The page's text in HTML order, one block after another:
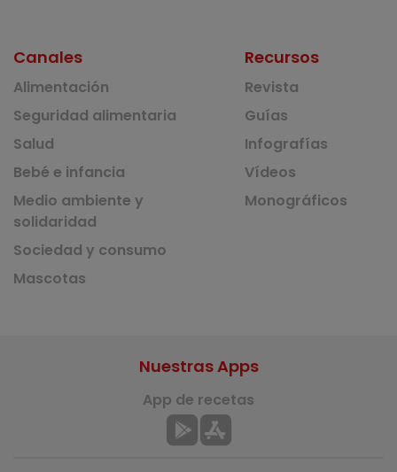
Canales
Alimentación
Seguridad alimentaria
Salud
Bebé e infancia
Medio ambiente y
solidaridad
Sociedad y consumo
Mascotas
Recursos
Revista
Guías
Infografías
Vídeos
Monográficos
Nuestras Apps
App de recetas